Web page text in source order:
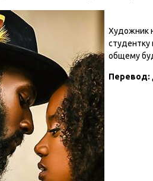
Художник
студентку
общему
Перевод: